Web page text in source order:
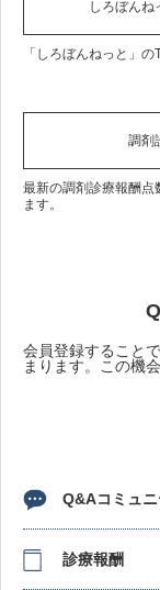
しろぼんね
「しろぼんねっと」の
調剤
最新の調剤診療報酬点
ます。
会員登録すること
まります。この機
Q&Aコミュ
診療報酬